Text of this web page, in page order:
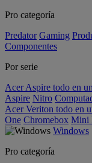
Pro categoría
Predator Gaming
Componentes
Por serie
Acer Aspire todo en
Aspire Nitro
Acer Veriton todo en
One Chromebox Mini
Windows
Pro categoría